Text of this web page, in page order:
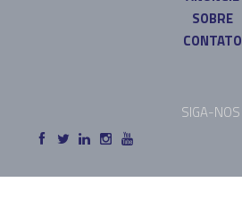
SOBRE
CONTATO
SIGA-NOS